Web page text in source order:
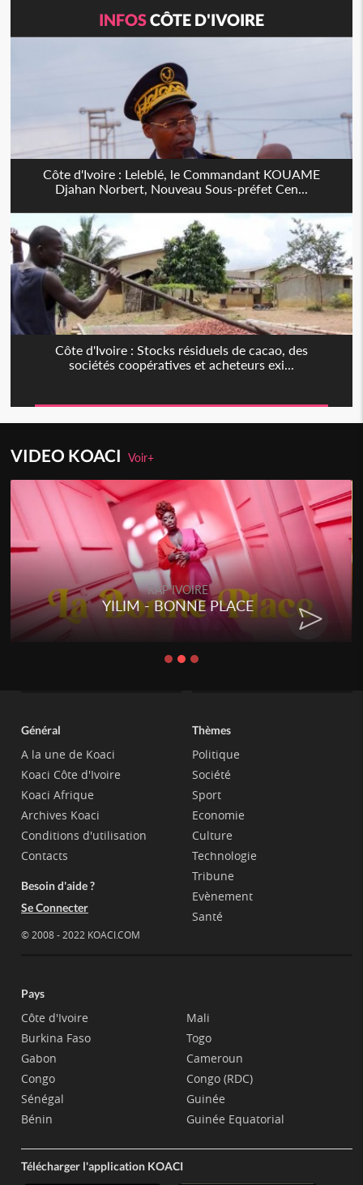
INFOSCÔTE D'IVOIRE
Côte d'Ivoire : Leleblé, le Commandant KOUAME
Djahan Norbert, Nouveau Sous-préfet Cen...
Côte d'Ivoire : Stocks résiduels de cacao, des
sociétés coopératives et acheteurs exi...
VIDEO KOACIVoir+
RAP IVOIRE
YILIM - BONNE PLACE
Général
A la une de Koaci
Koaci Côte d'Ivoire
Koaci Afrique
Archives Koaci
Conditions d'utilisation
Contacts
Besoin d'aide ?
Se Connecter
© 2008 - 2022 KOACI.COM
Thèmes
Politique
Société
Sport
Economie
Culture
Technologie
Tribune
Evènement
Santé
Pays
Côte d'Ivoire
Burkina Faso
Gabon
Congo
Sénégal
Bénin
Mali
Togo
Cameroun
Congo (RDC)
Guinée
Guinée Equatorial
Télécharger l'application KOACI